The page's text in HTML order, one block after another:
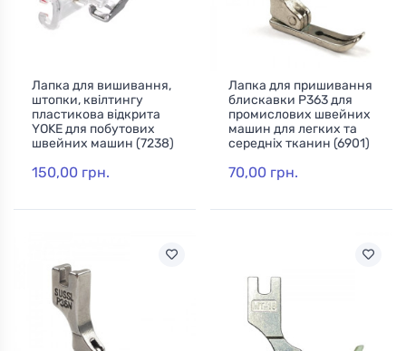
Лапка для вишивання,
штопки, квілтингу
пластикова відкрита
YOKE для побутових
швейних машин (7238)
150,00 грн.
Лапка для пришивання
блискавки P363 для
промислових швейних
машин для легких та
середніх тканин (6901)
70,00 грн.